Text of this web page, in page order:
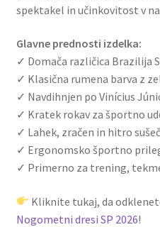
spektakel in učinkovitost v
Glavne prednosti izdelka:
✓ Domača različica Brazilija
✓ Klasična rumena barva z
✓ Navdihnjen po Vinícius
✓ Kratek rokav za športno
✓ Lahek, zračen in hitro
✓ Ergonomsko športno
✓ Primerno za trening,
Kliknite tukaj, da
Nogometni dresi SP 2026!